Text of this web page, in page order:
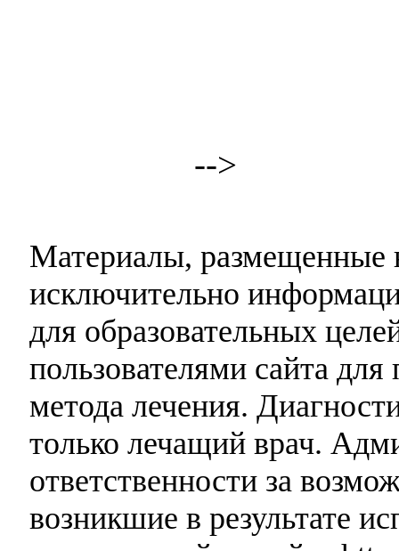
-->
Материалы, размещенные
исключительно
для образовательных
пользователями сайта
метода лечения.
только лечащий врач.
ответственности за
возникшие в результате